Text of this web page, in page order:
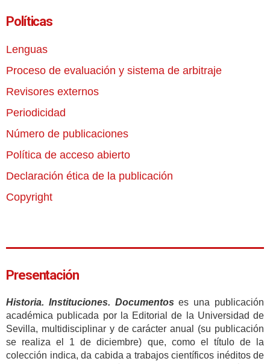
Políticas
Lenguas
Proceso de evaluación y sistema de arbitraje
Revisores externos
Periodicidad
Número de publicaciones
Política de acceso abierto
Declaración ética de la publicación
Copyright
Presentación
Historia. Instituciones. Documentoses una publicación
académica publicada por la Editorial de la Universidad de
Sevilla, multidisciplinar y de carácter anual (su publicación
se realiza el 1 de diciembre) que, como el título de la
colección indica, da cabida a trabajos científicos inéditos de